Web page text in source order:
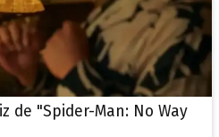
de "Spider-Man: No Way